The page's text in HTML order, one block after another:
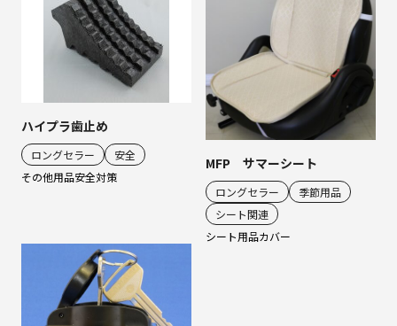
ハイプラ歯止め
ロングセラー
安全
その他用品安全対策
MFP サマーシート
ロングセラー
季節用品
シート関連
シート用品カバー